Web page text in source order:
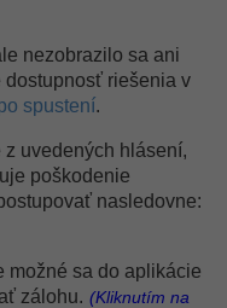
nezobrazilo sa ani
dostupnosť riešenia v
spustení.
uvedených hlásení,
poškodenie
nasledovne:
možné sa do aplikácie
zálohu. (Kliknutím na